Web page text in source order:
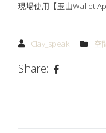
現場使用【玉山Wallet
Clay_speak 空
Share: